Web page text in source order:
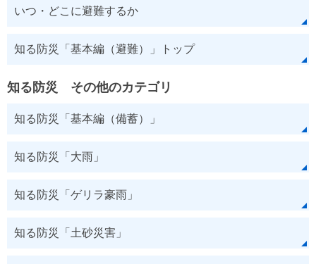
いつ・どこに避難するか
知る防災「基本編（避難）」トップ
知る防災 その他のカテゴリ
知る防災「基本編（備蓄）」
知る防災「大雨」
知る防災「ゲリラ豪雨」
知る防災「土砂災害」